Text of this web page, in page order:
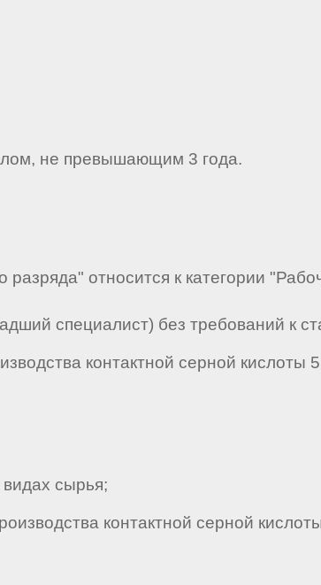
не превышающим 3 года.
относится к категории
специалист) без требований к
контактной серной кислоты
сырья;
контактной серной